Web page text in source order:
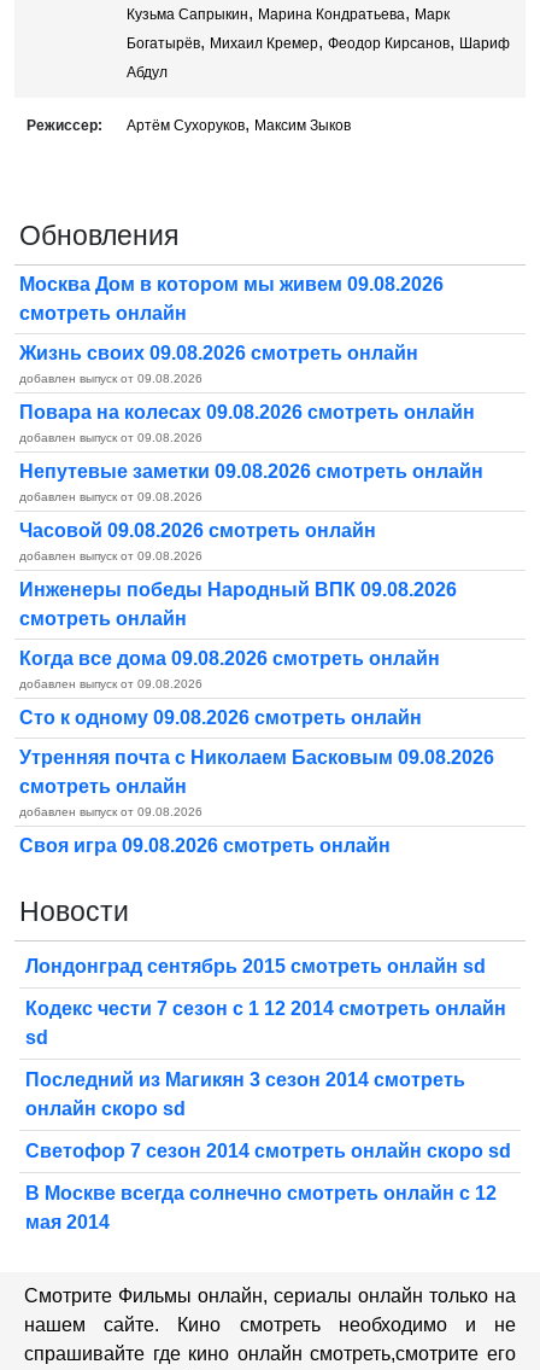
Кузьма Сапрыкин, Марина Кондратьева, Марк
Богатырёв, Михаил Кремер, Феодор Кирсанов, Шариф
Абдул
Режиссер: Артём Сухоруков, Максим Зыков
Обновления
Москва Дом в котором мы живем 09.08.2026
смотреть онлайн
Жизнь своих 09.08.2026 смотреть онлайн
добавлен выпуск от 09.08.2026
Повара на колесах 09.08.2026 смотреть онлайн
добавлен выпуск от 09.08.2026
Непутевые заметки 09.08.2026 смотреть онлайн
добавлен выпуск от 09.08.2026
Часовой 09.08.2026 смотреть онлайн
добавлен выпуск от 09.08.2026
Инженеры победы Народный ВПК 09.08.2026
смотреть онлайн
Когда все дома 09.08.2026 смотреть онлайн
добавлен выпуск от 09.08.2026
Сто к одному 09.08.2026 смотреть онлайн
Утренняя почта с Николаем Басковым 09.08.2026
смотреть онлайн
добавлен выпуск от 09.08.2026
Своя игра 09.08.2026 смотреть онлайн
Новости
Лондонград сентябрь 2015 смотреть онлайн sd
Кодекс чести 7 сезон с 1 12 2014 смотреть онлайн
sd
Последний из Магикян 3 сезон 2014 смотреть
онлайн скоро sd
Светофор 7 сезон 2014 смотреть онлайн скоро sd
В Москве всегда солнечно смотреть онлайн с 12
мая 2014
Смотрите Фильмы онлайн, сериалы онлайн только на
нашем сайте. Кино смотреть необходимо и не
спрашивайте где кино онлайн смотреть,cмотрите его